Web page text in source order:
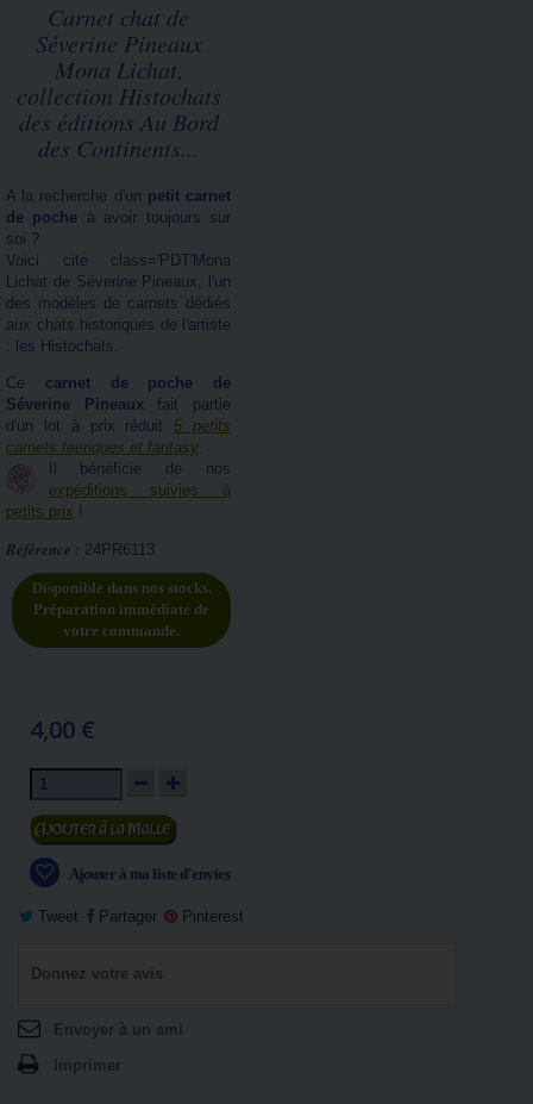
Carnet chat de
Séverine Pineaux
Mona Lichat,
collection Histochats
des éditions Au Bord
des Continents...
A la recherche d'un petit carnet
de poche à avoir toujours sur
soi ?
Voici cite class='PDT'Mona
Lichat de Séverine Pineaux, l'un
des modèles de carnets dédiés
aux chats historiques de l'artiste
: les Histochats.
Ce carnet de poche de
Séverine Pineauxfait partie
d'un lot à prix réduit 5 petits
carnets féeriques et fantasy.
Il bénéficie de nos
expéditions suivies à
petits prix !
Référence : 24PR6113
Disponible dans nos stocks.
Préparation immédiate de
votre commande.
4,00 €
Ajouter au panier
Ajouter à ma liste d'envies
Tweet Partager Pinterest
Donnez votre avis
Envoyer à un ami
Imprimer